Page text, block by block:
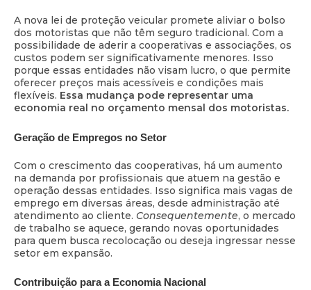
A nova lei de proteção veicular promete aliviar o bolso
dos motoristas que não têm seguro tradicional. Com a
possibilidade de aderir a cooperativas e associações, os
custos podem ser significativamente menores. Isso
porque essas entidades não visam lucro, o que permite
oferecer preços mais acessíveis e condições mais
flexíveis. Essa mudança pode representar uma
economia real no orçamento mensal dos motoristas.
Geração de Empregos no Setor
Com o crescimento das cooperativas, há um aumento
na demanda por profissionais que atuem na gestão e
operação dessas entidades. Isso significa mais vagas de
emprego em diversas áreas, desde administração até
atendimento ao cliente. Consequentemente, o mercado
de trabalho se aquece, gerando novas oportunidades
para quem busca recolocação ou deseja ingressar nesse
setor em expansão.
Contribuição para a Economia Nacional